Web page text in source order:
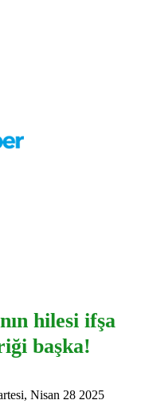
hilesi ifşa
başka!
Nisan 28 2025